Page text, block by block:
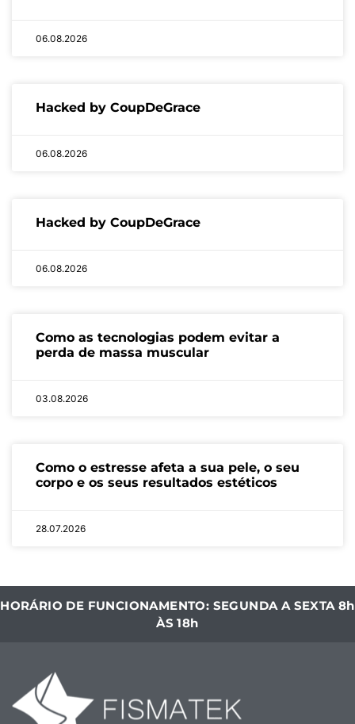
06.08.2026
Hacked by CoupDeGrace
06.08.2026
Hacked by CoupDeGrace
06.08.2026
Como as tecnologias podem evitar a
perda de massa muscular
03.08.2026
Como o estresse afeta a sua pele, o seu
corpo e os seus resultados estéticos
28.07.2026
HORÁRIO DE FUNCIONAMENTO: SEGUNDA A SEXTA 8h
ÀS 18h